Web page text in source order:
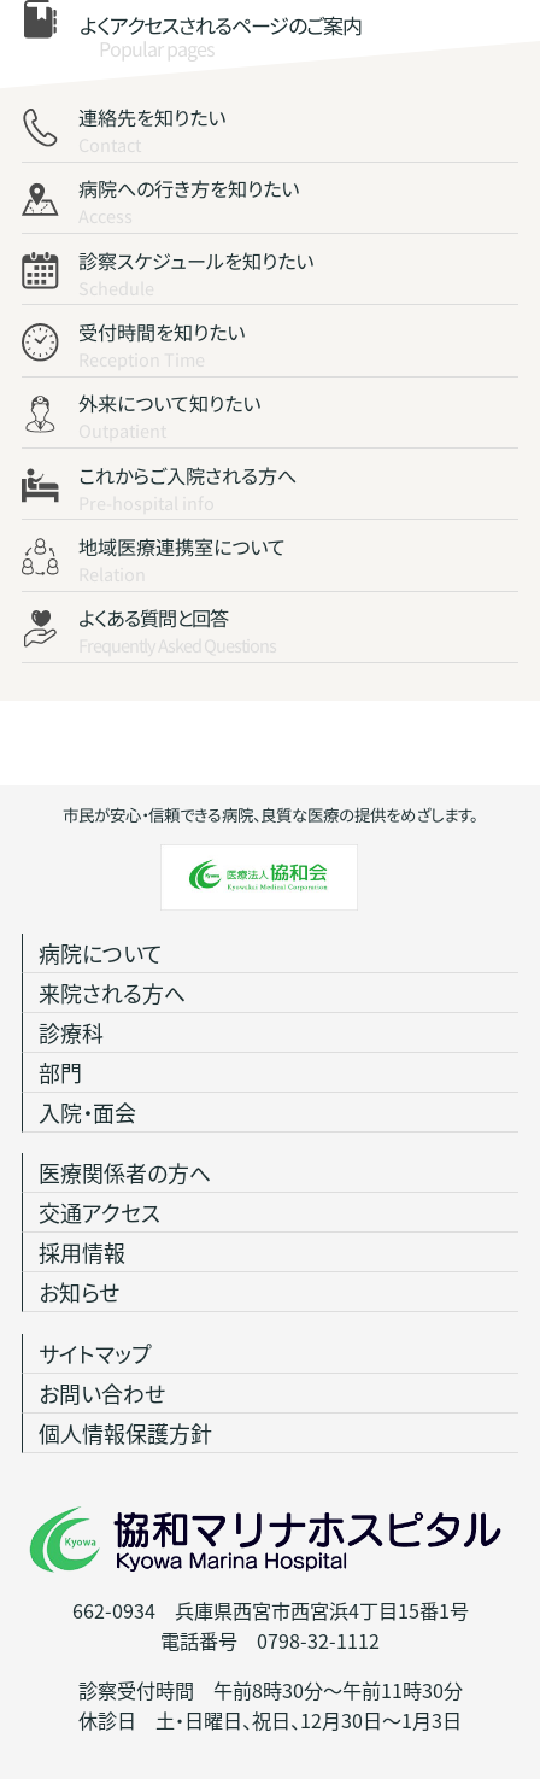
よくアクセスされるページのご案内
Popular pages
連絡先を知りたい
Contact
病院への行き方を知りたい
Access
診察スケジュールを知りたい
Schedule
受付時間を知りたい
Reception Time
外来について知りたい
Outpatient
これからご入院される方へ
Pre-hospital info
地域医療連携室について
Relation
よくある質問と回答
Frequently Asked Questions
市民が安心・信頼できる病院、良質な医療の提供をめざします。
662-0934 兵庫県西宮市西宮浜4丁目15番1号
電話番号 0798-32-1112
診察受付時間 午前8時30分～午前11時30分
休診日 土・日曜日、祝日、12月30日～1月3日
病院について
来院される方へ
診療科
部門
入院・面会
医療関係者の方へ
交通アクセス
採用情報
お知らせ
サイトマップ
お問い合わせ
個人情報保護方針